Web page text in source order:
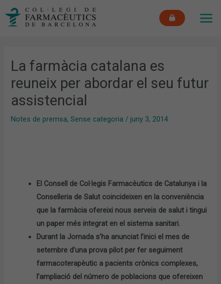
La farmàcia catalana es
reuneix per abordar el seu futur
assistencial
Notes de premsa,Sense categoria /juny 3, 2014
El Consell de Col·legis Farmacèutics de Catalunya i la
Conselleria de Salut coincideixen en la conveniència
que la farmàcia ofereixi nous serveis de salut i tingui
un paper més integrat en el sistema sanitari.
Durant la Jornada s’ha anunciat l’inici el mes de
setembre d’una prova pilot per fer seguiment
farmacoterapèutic a pacients crònics complexes,
l’ampliació del número de poblacions que ofereixen